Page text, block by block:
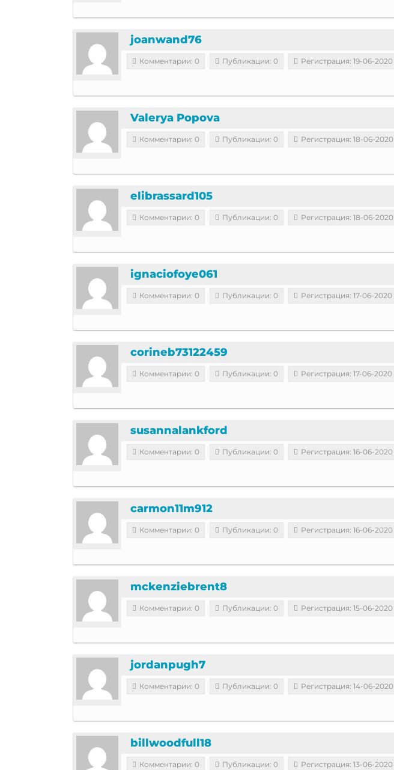
joanwand76
Комментарии: 0 Публикации: 0 Регистрация: 19-06-2020
Valerya Popova
Комментарии: 0 Публикации: 0 Регистрация: 18-06-2020
elibrassard105
Комментарии: 0 Публикации: 0 Регистрация: 18-06-2020
ignaciofoye061
Комментарии: 0 Публикации: 0 Регистрация: 17-06-2020
corineb73122459
Комментарии: 0 Публикации: 0 Регистрация: 17-06-2020
susannalankford
Комментарии: 0 Публикации: 0 Регистрация: 16-06-2020
carmon11m912
Комментарии: 0 Публикации: 0 Регистрация: 16-06-2020
mckenziebrent8
Комментарии: 0 Публикации: 0 Регистрация: 15-06-2020
jordanpugh7
Комментарии: 0 Публикации: 0 Регистрация: 14-06-2020
billwoodfull18
Комментарии: 0 Публикации: 0 Регистрация: 13-06-2020